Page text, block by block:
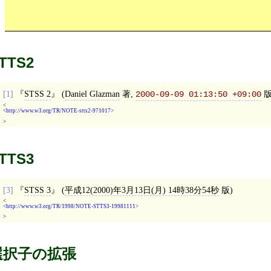
[1] STSS 2 (Daniel Glazman著, 2000-09-09 01:13:50 +09:00
<
http://www.w3.org/TR/NOTE-stts2-971017
>
[3] STSS 3 (平成12(2000)年3月13日(月) 14時38分54秒版)
<
http://www.w3.org/TR/1998/NOTE-STTS3-19981111
>
子の拡張